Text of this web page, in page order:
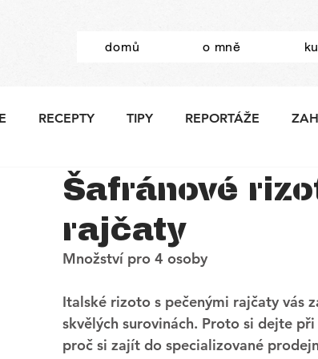
domů o mně
RECEPTY TIPY REPORTÁŽE
Šafránové
rajčaty
Množství pro 4 osoby
Italské rizoto s pečenými rajčaty vás
skvělých surovinách. Proto si dejte
proč si zajít do specializované